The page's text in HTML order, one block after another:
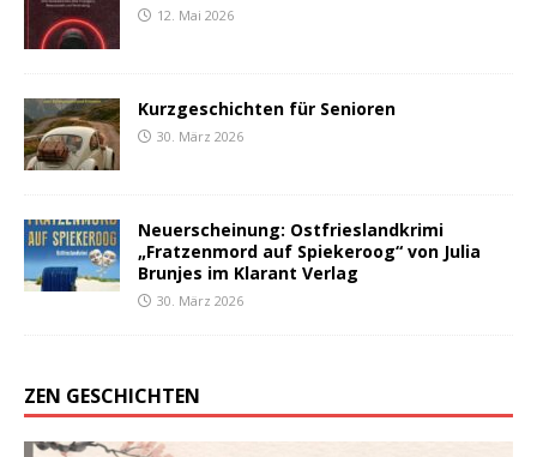
12. Mai 2026
Kurzgeschichten für Senioren
30. März 2026
Neuerscheinung: Ostfrieslandkrimi
„Fratzenmord auf Spiekeroog“ von Julia
Brunjes im Klarant Verlag
30. März 2026
ZEN GESCHICHTEN